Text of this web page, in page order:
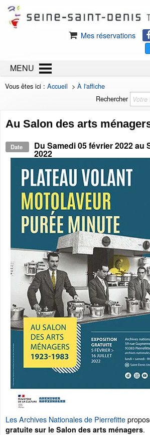
Mes réservations
MENU
Vous êtes ici : Accueil > À l'affiche
Rechercher
Au Salon des arts
Date Du Samedi 05 février 2022au
2022
Les Archives Nationales de Pierrefitte
gratuite sur le Salon des arts ménagers.